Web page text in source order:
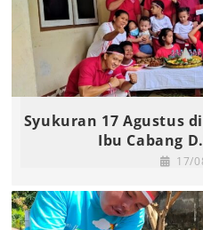
Syukuran 17 Agustus
Ibu Cabang
17/